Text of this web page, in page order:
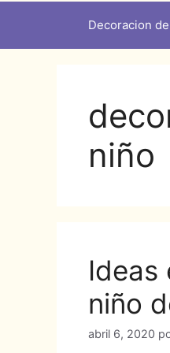
Decoracion
niño
Ideas
niño
abril 6, 2020